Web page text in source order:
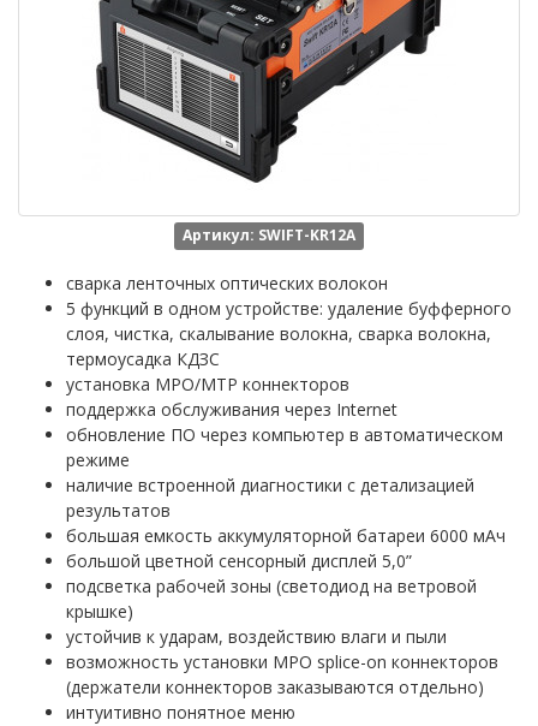
Артикул: SWIFT-KR12A
сварка ленточных оптических волокон
5 функций в одном устройстве: удаление буфферного
слоя, чистка, скалывание волокна, сварка волокна,
термоусадка КДЗС
установка MPO/MTP коннекторов
поддержка обслуживания через Internet
обновление ПО через компьютер в автоматическом
режиме
наличие встроенной диагностики с детализацией
результатов
большая емкость аккумуляторной батареи 6000 мАч
большой цветной сенсорный дисплей 5,0”
подсветка рабочей зоны (светодиод на ветровой
крышке)
устойчив к ударам, воздействию влаги и пыли
возможность установки MPO splice-on коннекторов
(держатели коннекторов заказываются отдельно)
интуитивно понятное меню